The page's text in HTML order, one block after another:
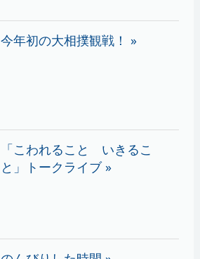
今年初の大相撲観戦！ »
「こわれること いきるこ
と」トークライブ »